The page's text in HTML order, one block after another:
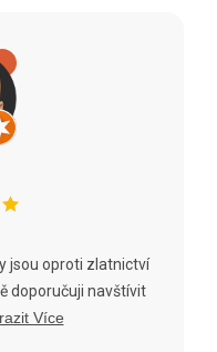
jsou oproti zlatnictví
doporučuji navštívit
Více